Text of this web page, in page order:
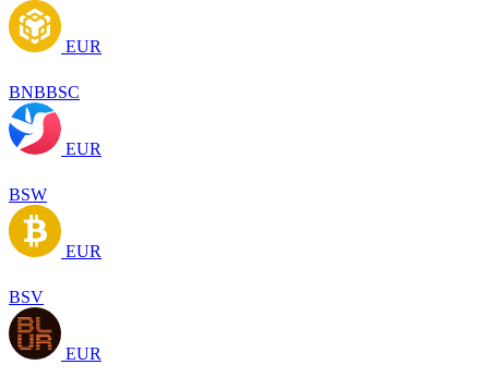
EUR
BNBBSC
EUR
BSW
EUR
BSV
EUR